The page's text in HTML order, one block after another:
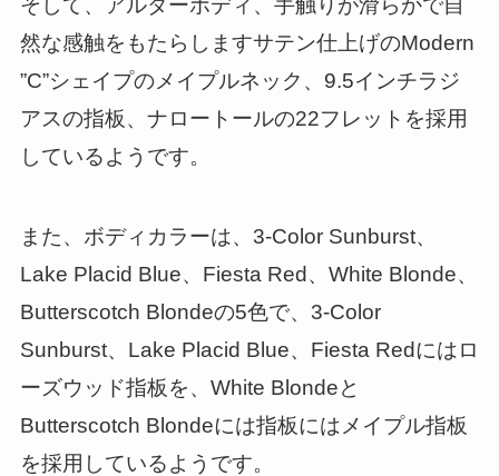
然な感触をもたらしますサテン仕上げのModern
”C”シェイプのメイプルネック、9.5インチラジ
アスの指板、ナロートールの22フレットを採用
しているようです。
また、ボディカラーは、3-Color Sunburst、
Lake Placid Blue、Fiesta Red、White Blonde、
Butterscotch Blondeの5色で、3-Color
Sunburst、Lake Placid Blue、Fiesta Redにはロ
ーズウッド指板を、White Blondeと
Butterscotch Blondeには指板にはメイプル指板
を採用しているようです。